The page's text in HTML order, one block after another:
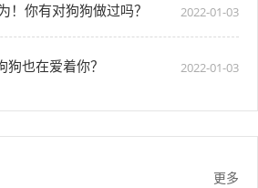
！你有对狗狗做过吗？ 2022-01-03
也在爱着你？ 2022-01-03
更多